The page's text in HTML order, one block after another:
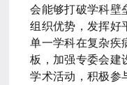
会能够打破学科壁
组织优势，发挥好
单一学科在复杂疾
板，加强专委会建
学术活动，积极参